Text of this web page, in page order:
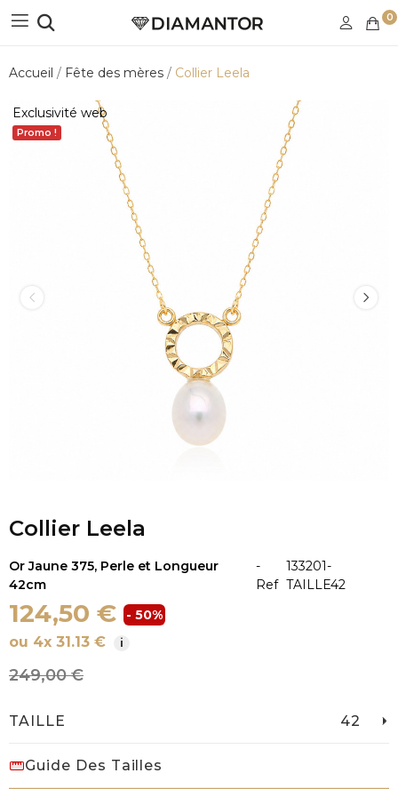
0
Accueil Fête des mères Collier Leela
Exclusivité web
Promo !
Collier Leela
Or Jaune 375, Perle et Longueur
42cm
-
Ref
133201-
TAILLE42
124,50 € - 50%
ou 4x 31.13 € i
249,00 €
TAILLE 42
Guide Des Tailles